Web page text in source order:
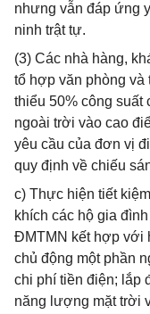
nhưng vẫn đáp ứng
ninh trật tự.
(3) Các nhà hàng,
tổ hợp văn phòng và
thiểu 50% công suất
ngoài trời vào cao
yêu cầu của đơn vị
quy định về chiếu
c) Thực hiện tiết
khích các hộ gia
ĐMTMN kết hợp với
chủ động một phần
chi phí tiền điện; lắp
năng lượng mặt trời